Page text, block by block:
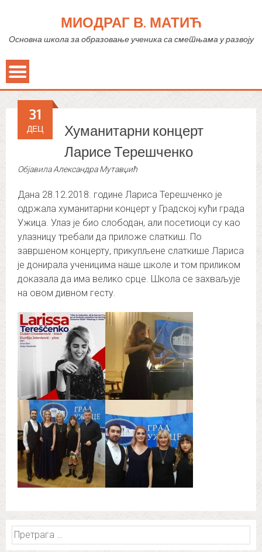
МИОДРАГ В. МАТИЋ
Основна школа за образовање ученика са сметњама у развоју
Хуманитарни концерт
Ларисе Терешченко
31
ДЕЦ
ОбјавилаАлександра Мутавџић
Дана 28.12.2018. године Лариса Терешченко је
одржала хуманитарни концерт у Градској кући града
Ужица. Улаз је био слободан, али посетиоци су као
улазницу требали да приложе слаткиш. По
завршеном концерту, прикупљене слаткише Лариса
је донирала ученицима наше школе и том приликом
доказала да има велико срце. Школа се захваљује
на овом дивном гесту.
Претрага
за: